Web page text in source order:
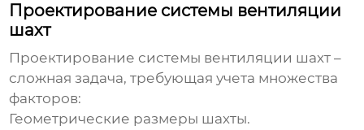
Проектирование системы вентиляции
шахт
Проектирование системы вентиляции шахт –
сложная задача, требующая учета множества
факторов:
Геометрические размеры шахты.